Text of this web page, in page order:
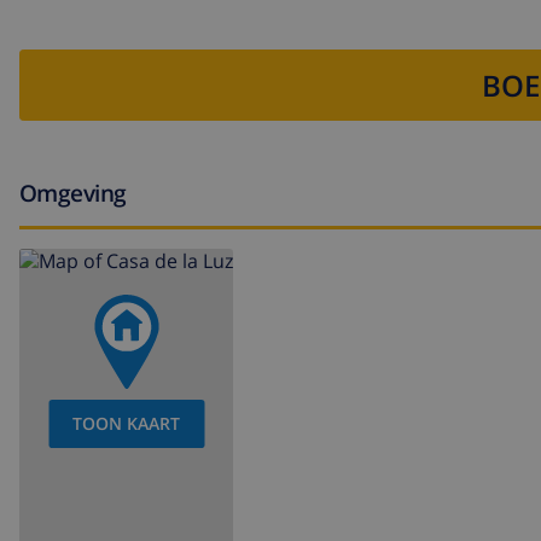
tafeltennis
luchthavenservice
Vermaak en recreatieve activiteiten voor uw vakantie
discotheek, bar en promenade (Paseo Marítimo)
Bezienswaardigheden en cultuur in Javea, Costa Blanca
museum (Histórico de Javea, Javea), kerk (Virgen de
Omgeving
TOON KAART